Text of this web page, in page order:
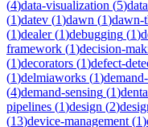
(4)data-visualization (5)
(1)datev (1)dawn (1)dawn-
(1)dealer(1)debugging (1)
framework (1)decision-
(1)decorators (1)defect-
(1)delmiaworks (1)
(4)demand-sensing (1)
pipelines (1)design (2)
(13)device-management (1)